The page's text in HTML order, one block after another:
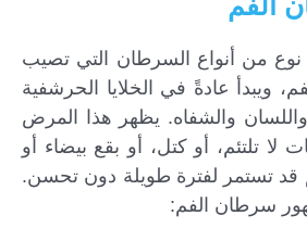
من أنواع السرطان التي تصيب
ويبدأ عادةً في الخلايا الحرشفية
والشفاه. يظهر هذا المرض
تلتئم، أو كتل، أو بقع بيضاء أو
قد تستمر لفترة طويلة دون تحسن.
سرطان الفم: